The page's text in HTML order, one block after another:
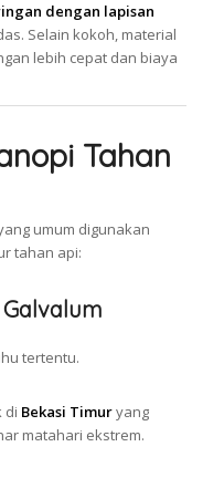
dengan lapisan
Selain kokoh, material
lebih cepat dan biaya
Tahan
umum digunakan
tahan api:
tertentu.
di Bekasi Timuryang
matahari ekstrem.